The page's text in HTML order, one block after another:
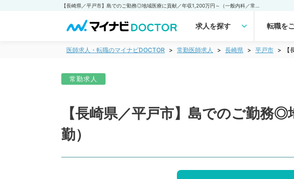
求人を探す 転職を
医師求人・転職のマイナビDOCTOR 常勤医師求人 長崎県 平戸市
常勤求人
【長崎県／平戸市】島でのご勤務
勤）